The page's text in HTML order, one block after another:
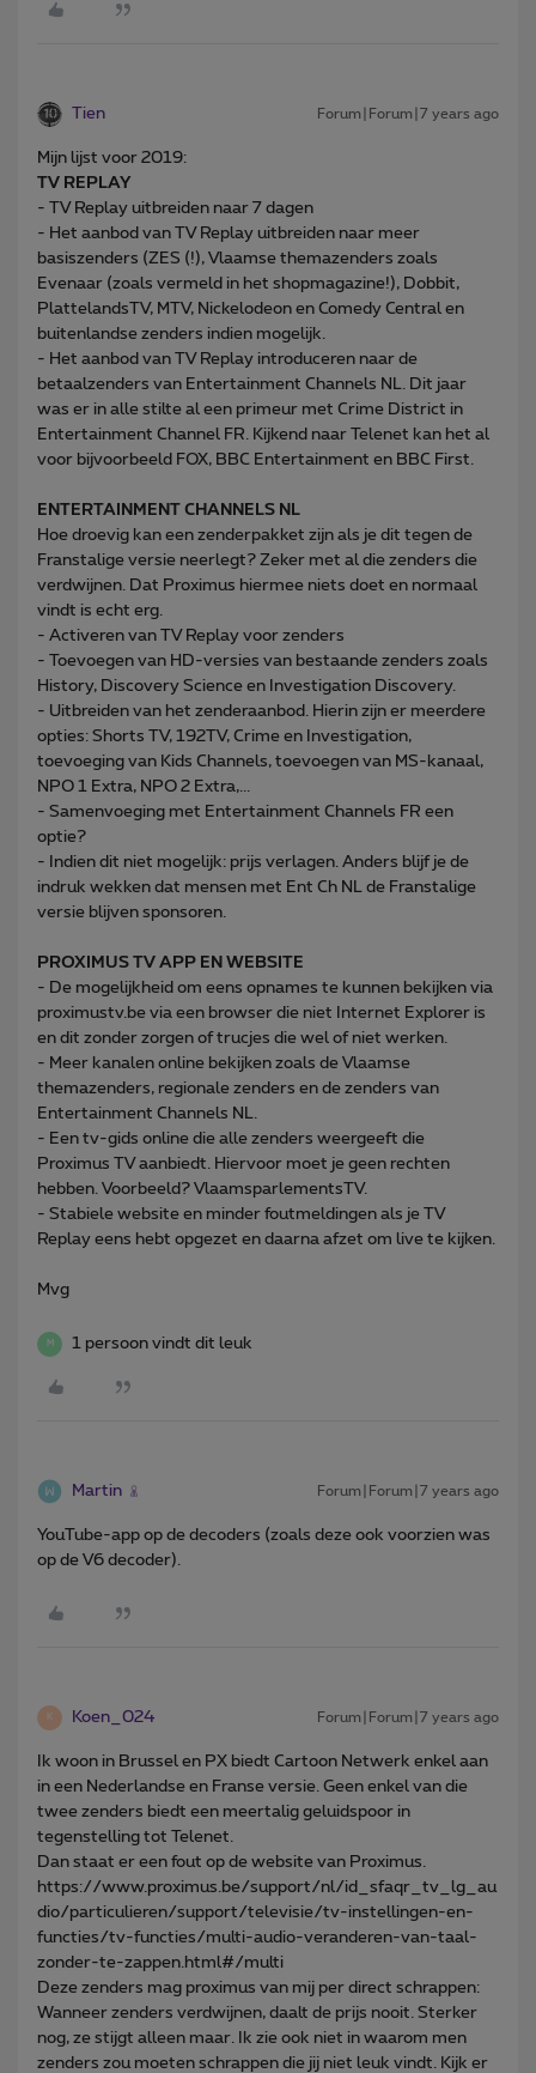
Tien Forum|Forum|7 years ago
Mijn lijst voor 2019:
TV REPLAY
- TV Replay uitbreiden naar 7 dagen
- Het aanbod van TV Replay uitbreiden naar meer
basiszenders (ZES (!), Vlaamse themazenders zoals
Evenaar (zoals vermeld in het shopmagazine!), Dobbit,
PlattelandsTV, MTV, Nickelodeon en Comedy Central en
buitenlandse zenders indien mogelijk.
- Het aanbod van TV Replay introduceren naar de
betaalzenders van Entertainment Channels NL. Dit jaar
was er in alle stilte al een primeur met Crime District in
Entertainment Channel FR. Kijkend naar Telenet kan het al
voor bijvoorbeeld FOX, BBC Entertainment en BBC First.
ENTERTAINMENT CHANNELS NL
Hoe droevig kan een zenderpakket zijn als je dit tegen de
Franstalige versie neerlegt? Zeker met al die zenders die
verdwijnen. Dat Proximus hiermee niets doet en normaal
vindt is echt erg.
- Activeren van TV Replay voor zenders
- Toevoegen van HD-versies van bestaande zenders zoals
History, Discovery Science en Investigation Discovery.
- Uitbreiden van het zenderaanbod. Hierin zijn er meerdere
opties: Shorts TV, 192TV, Crime en Investigation,
toevoeging van Kids Channels, toevoegen van MS-kanaal,
NPO 1 Extra, NPO 2 Extra,...
- Samenvoeging met Entertainment Channels FR een
optie?
- Indien dit niet mogelijk: prijs verlagen. Anders blijf je de
indruk wekken dat mensen met Ent Ch NL de Franstalige
versie blijven sponsoren.
PROXIMUS TV APP EN WEBSITE
- De mogelijkheid om eens opnames te kunnen bekijken via
proximustv.be via een browser die niet Internet Explorer is
en dit zonder zorgen of trucjes die wel of niet werken.
- Meer kanalen online bekijken zoals de Vlaamse
themazenders, regionale zenders en de zenders van
Entertainment Channels NL.
- Een tv-gids online die alle zenders weergeeft die
Proximus TV aanbiedt. Hiervoor moet je geen rechten
hebben. Voorbeeld? VlaamsparlementsTV.
- Stabiele website en minder foutmeldingen als je TV
Replay eens hebt opgezet en daarna afzet om live te kijken.
Mvg
M 1 persoon vindt dit leuk
Martin Forum|Forum|7 years ago
YouTube-app op de decoders (zoals deze ook voorzien was
op de V6 decoder).
K Koen_024 Forum|Forum|7 years ago
Ik woon in Brussel en PX biedt Cartoon Netwerk enkel aan
in een Nederlandse en Franse versie. Geen enkel van die
twee zenders biedt een meertalig geluidspoor in
tegenstelling tot Telenet.
Dan staat er een fout op de website van Proximus.
https://www.proximus.be/support/nl/id_sfaqr_tv_lg_au
dio/particulieren/support/televisie/tv-instellingen-en-
functies/tv-functies/multi-audio-veranderen-van-taal-
zonder-te-zappen.html#/multi
Deze zenders mag proximus van mij per direct schrappen:
Wanneer zenders verdwijnen, daalt de prijs nooit. Sterker
nog, ze stijgt alleen maar. Ik zie ook niet in waarom men
zenders zou moeten schrappen die jij niet leuk vindt. Kijk er